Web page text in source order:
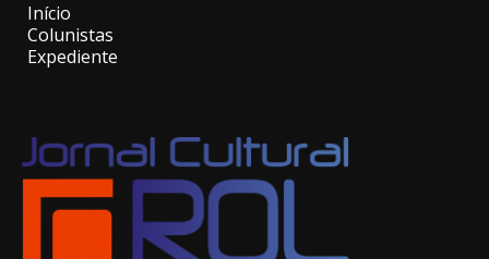
Início
Colunistas
Expediente